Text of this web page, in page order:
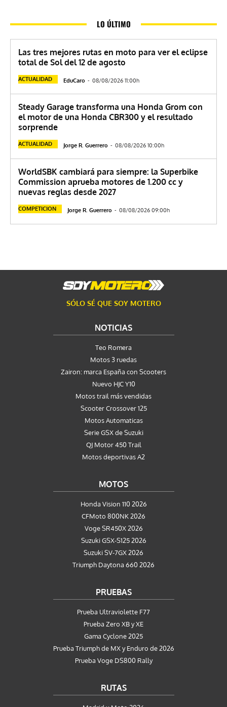
LO ÚLTIMO
Las tres mejores rutas en moto para ver el eclipse
total de Sol del 12 de agosto
ACTUALIDAD EduCaro - 08/08/2026 11:00h
Steady Garage transforma una Honda Grom con
el motor de una Honda CBR300 y el resultado
sorprende
ACTUALIDAD Jorge R. Guerrero - 08/08/2026 10:00h
WorldSBK cambiará para siempre: la Superbike
Commission aprueba motores de 1.200 cc y
nuevas reglas desde 2027
COMPETICION Jorge R. Guerrero - 08/08/2026 09:00h
SÓLO SÉ QUE SOY MOTERO
NOTICIAS
Teo Romera
Motos 3 ruedas
Zairon: marca España con Scooters
Nuevo HJC Y10
Motos trail más vendidas
Scooter Crossover 125
Motos Automaticas
Serie GSX de Suzuki
QJ Motor 450 Trail
Motos deportivas A2
MOTOS
Honda Vision 110 2026
CFMoto 800NK 2026
Voge SR450X 2026
Suzuki GSX-S125 2026
Suzuki SV-7GX 2026
Triumph Daytona 660 2026
PRUEBAS
Prueba Ultraviolette F77
Prueba Zero XB y XE
Gama Cyclone 2025
Prueba Triumph de MX y Enduro de 2026
Prueba Voge DS800 Rally
RUTAS